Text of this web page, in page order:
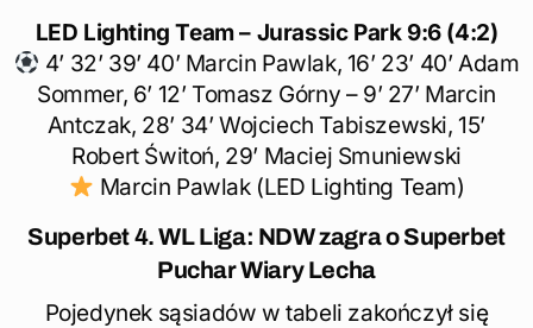
LED Lighting Team – Jurassic Park 9:6 (4:2)
4’ 32’ 39’ 40’ Marcin Pawlak, 16’ 23’ 40’ Adam
Sommer, 6’ 12’ Tomasz Górny – 9’ 27’ Marcin
Antczak, 28’ 34’ Wojciech Tabiszewski, 15’
Robert Świtoń, 29’ Maciej Smuniewski
Marcin Pawlak (LED Lighting Team)
Superbet 4. WL Liga: NDW zagra o Superbet
Puchar Wiary Lecha
Pojedynek sąsiadów w tabeli zakończył się